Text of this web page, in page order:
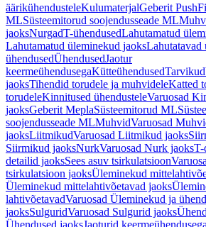
äärikühendusteleKulumaterjalGeberit
MLSüsteemitorud soojendusseade ML
jaoksNurgadT-ühendusedLahutamatud
Lahutamatud üleminekud jaoksLahutatavad
ühendusedÜhendusedJaotur
keermeühendusegaKütteühendusedTarvikud
jaoksTihendid torudele ja muhvideleKatted
torudeleKinnitused ühendusteleVaruosad
jaoksGeberit MeplaSüsteemitorud ML
soojendusseade MLMuhvidVaruosad
jaoksLiitmikudVaruosad Liitmikud jaoks
Siirmikud jaoksNurkVaruosad Nurk jaoksT-
detailid jaoksSees asuv tsirkulatsioon
tsirkulatsioon jaoksÜleminekud
Üleminekud mittelahtivõetavad jaoks
lahtivõetavadVaruosad Üleminekud ja
jaoksSulguridVaruosad Sulgurid jaoks
Ühendused jaoksJaoturid keermeühendusega